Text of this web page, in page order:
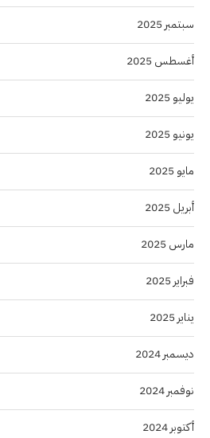
سبتمبر 2025
أغسطس 2025
يوليو 2025
يونيو 2025
مايو 2025
أبريل 2025
مارس 2025
فبراير 2025
يناير 2025
ديسمبر 2024
نوفمبر 2024
أكتوبر 2024